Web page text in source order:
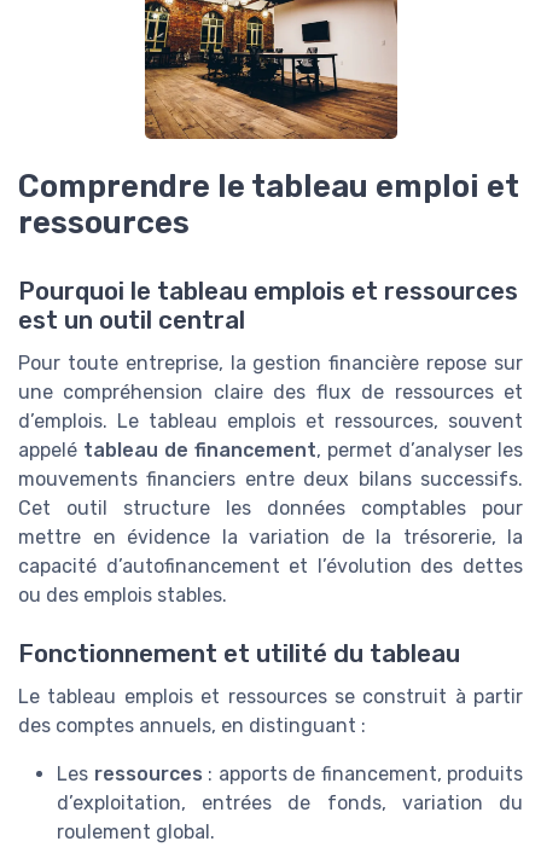
Comprendre le tableau emploi et
ressources
Pourquoi le tableau emplois et ressources
est un outil central
Pour toute entreprise, la gestion financière repose sur
une compréhension claire des flux de ressources et
d’emplois. Le tableau emplois et ressources, souvent
appelé tableau de financement, permet d’analyser les
mouvements financiers entre deux bilans successifs.
Cet outil structure les données comptables pour
mettre en évidence la variation de la trésorerie, la
capacité d’autofinancement et l’évolution des dettes
ou des emplois stables.
Fonctionnement et utilité du tableau
Le tableau emplois et ressources se construit à partir
des comptes annuels, en distinguant :
Les ressources : apports de financement, produits
d’exploitation, entrées de fonds, variation du
roulement global.